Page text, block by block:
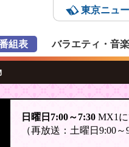
組表 バラエティ・音楽
東京ニュ
日曜日7:00～7:30 MX1
（再放送：土曜日9:00～